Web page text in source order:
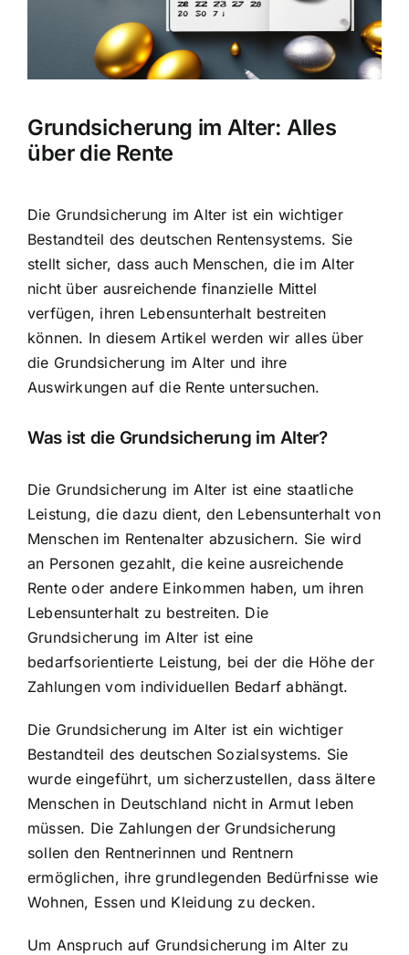
Berufsunfähigkeitsversicherung
Weitere Tarifvergleiche
Grundsicherung im Alter: Alles
über die Rente
Die Grundsicherung im Alter ist ein wichtiger
Bestandteil des deutschen Rentensystems. Sie
stellt sicher, dass auch Menschen, die im Alter
nicht über ausreichende finanzielle Mittel
verfügen, ihren Lebensunterhalt bestreiten
können. In diesem Artikel werden wir alles über
die Grundsicherung im Alter und ihre
Auswirkungen auf die Rente untersuchen.
Was ist die Grundsicherung im Alter?
Die Grundsicherung im Alter ist eine staatliche
Leistung, die dazu dient, den Lebensunterhalt von
Menschen im Rentenalter abzusichern. Sie wird
an Personen gezahlt, die keine ausreichende
Rente oder andere Einkommen haben, um ihren
Lebensunterhalt zu bestreiten. Die
Grundsicherung im Alter ist eine
bedarfsorientierte Leistung, bei der die Höhe der
Zahlungen vom individuellen Bedarf abhängt.
Die Grundsicherung im Alter ist ein wichtiger
Bestandteil des deutschen Sozialsystems. Sie
wurde eingeführt, um sicherzustellen, dass ältere
Menschen in Deutschland nicht in Armut leben
müssen. Die Zahlungen der Grundsicherung
sollen den Rentnerinnen und Rentnern
ermöglichen, ihre grundlegenden Bedürfnisse wie
Wohnen, Essen und Kleidung zu decken.
Um Anspruch auf Grundsicherung im Alter zu